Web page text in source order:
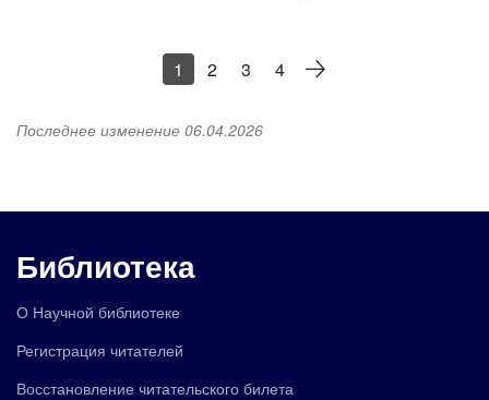
1 2 3 4
Последнее изменение 06.04.2026
Библиотека
О Научной библиотеке
Регистрация читателей
Восстановление читательского билета